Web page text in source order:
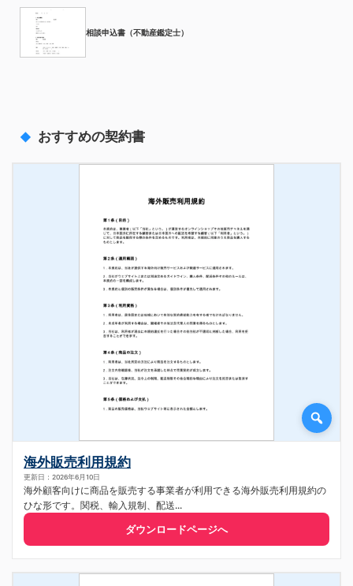
相談申込書（不動産鑑定士）
おすすめの契約書
海外販売利用規約
更新日：2026年6月10日
海外顧客向けに商品を販売する事業者が利用できる海外販売利用規約の
ひな形です。関税、輸入規制、配送...
ダウンロードページへ